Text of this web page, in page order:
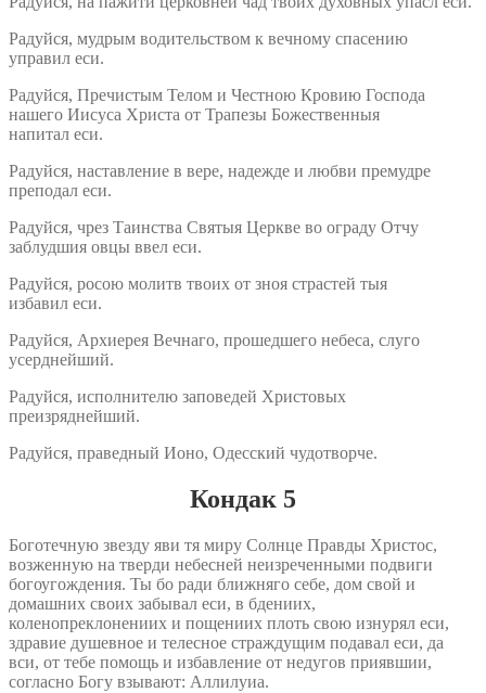
Радуйся, мудрым водительством к вечному спасению
управил еси.
Радуйся, Пречистым Телом и Честною Кровию Господа
нашего Иисуса Христа от Трапезы Божественныя
напитал еси.
Радуйся, наставление в вере, надежде и любви премудре
преподал еси.
Радуйся, чрез Таинства Святыя Церкве во ограду Отчу
заблудшия овцы ввел еси.
Радуйся, росою молитв твоих от зноя страстей тыя
избавил еси.
Радуйся, Архиерея Вечнаго, прошедшего небеса, слуго
усерднейший.
Радуйся, исполнителю заповедей Христовых
преизряднейший.
Радуйся, праведный Ионо, Одесский чудотворче.
Кондак 5
Боготечную звезду яви тя миру Солнце Правды Христос,
возженную на тверди небесней неизреченными подвиги
богоугождения. Ты бо ради ближняго себе, дом свой и
домашних своих забывал еси, в бдениих,
коленопреклонениих и пощениих плоть свою изнурял еси,
здравие душевное и телесное страждущим подавал еси, да
вси, от тебе помощь и избавление от недугов приявшии,
согласно Богу взывают: Аллилуиа.